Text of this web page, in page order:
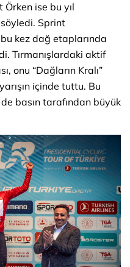
ise bu yıl
Sprint
kez dağ etaplarında
Tırmanışlardaki aktif
onu “Dağların Kralı”
içinde tuttu. Bu
basın tarafından büyük